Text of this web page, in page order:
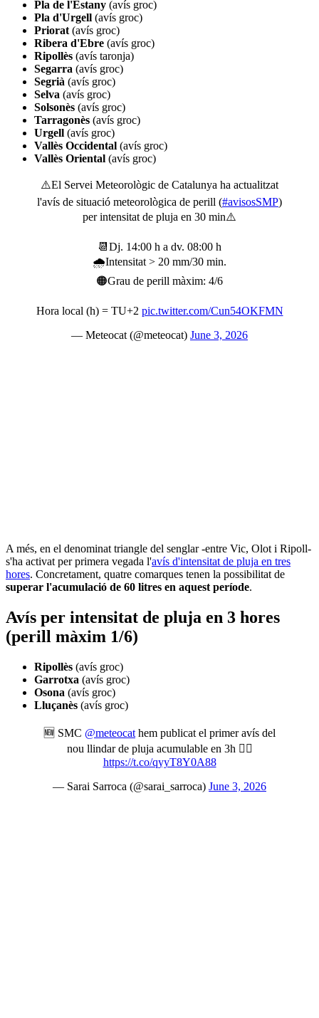
Pla de l'Estany (avís groc)
Pla d'Urgell (avís groc)
Priorat (avís groc)
Ribera d'Ebre (avís groc)
Ripollès (avís taronja)
Segarra (avís groc)
Segrià (avís groc)
Selva (avís groc)
Solsonès (avís groc)
Tarragonès (avís groc)
Urgell (avís groc)
Vallès Occidental (avís groc)
Vallès Oriental (avís groc)
⚠️El Servei Meteorològic de Catalunya ha actualitzat
l'avís de situació meteorològica de perill (#avisosSMP)
per intensitat de pluja en 30 min⚠️
📆Dj. 14:00 h a dv. 08:00 h
🌧️Intensitat > 20 mm/30 min.
🟠Grau de perill màxim: 4/6
Hora local (h) = TU+2 pic.twitter.com/Cun54OKFMN
— Meteocat (@meteocat) June 3, 2026
A més, en el denominat triangle del senglar -entre Vic, Olot i Ripoll-
s'ha activat per primera vegada l'avís d'intensitat de pluja en tres
hores. Concretament, quatre comarques tenen la possibilitat de
superar l'acumulació de 60 litres en aquest període.
Avís per intensitat de pluja en 3 hores
(perill màxim 1/6)
Ripollès (avís groc)
Garrotxa (avís groc)
Osona (avís groc)
Lluçanès (avís groc)
🆕 SMC @meteocat hem publicat el primer avís del
nou llindar de pluja acumulable en 3h 👇🏻
https://t.co/qyyT8Y0A88
— Sarai Sarroca (@sarai_sarroca) June 3, 2026